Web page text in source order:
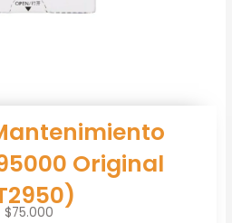
Original
$75.000